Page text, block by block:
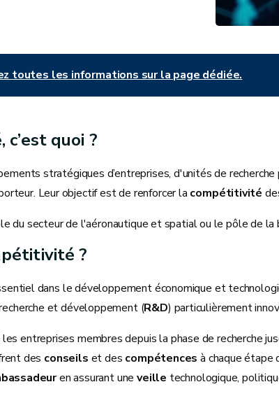
toutes les informations sur la page dédiée.
quoi ?
stratégiques d’entreprises, d'unités de
Leur objectif est de renforcer la compétitivité
du secteur de l'aéronautique et spatial ou le pôle de
?
dans le développement économique et
et développement (R&D) particulièrement
les entreprises membres depuis la phase de recherche
des conseils et des compétencesà chaque étape
en assurant uneveille technologique,